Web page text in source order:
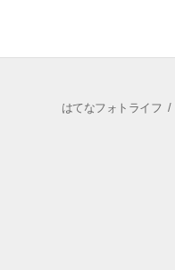
はてなフォトライフ /